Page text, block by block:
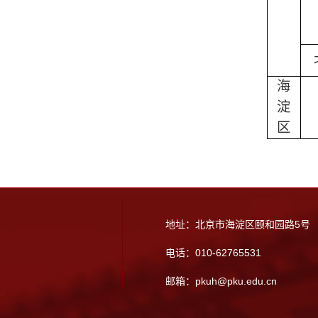
海
淀
区
地址：北京市海淀区颐和园路5号
电话：010-62765531
邮箱：pkuh@pku.edu.cn